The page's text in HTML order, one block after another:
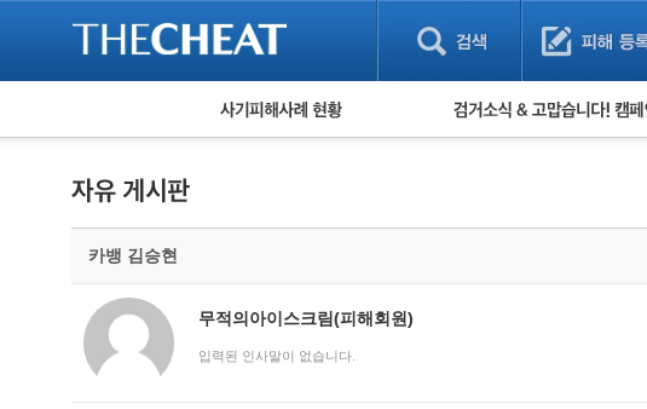
피해사례 현황
유해사이트 목록
비공개 피해사례
워킹홀리데이 피해사례
검거 소식
카뱅 김승현
무적의아이스크림(피해회원)
입력된 인사말이 없습니다.